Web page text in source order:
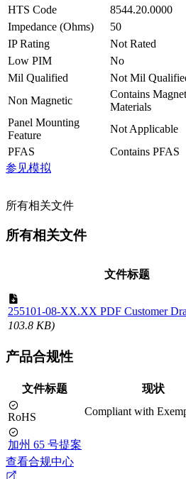
HTS Code
8544.20.0000
Impedance (Ohms)
50
IP Rating
Not Rated
Low PIM
No
Mil Qualified
Not Mil
Non Magnetic
Contains
Materials
Panel Mounting
Feature
Not Applicable
PFAS
Contains PFAS
参见模拟
所有相关文件
所有相关文件
文件标题
255101-08-XX.XX PDF Customer
103.8 KB)
产品合规性
文件标题 现状
RoHS Compliant with
加州 65 号提案
查看合规中心